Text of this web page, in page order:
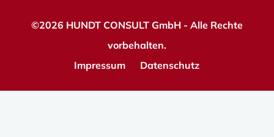
©2026 HUNDT CONSULT GmbH - Alle Rechte
vorbehalten.
Impressum
Datenschutz